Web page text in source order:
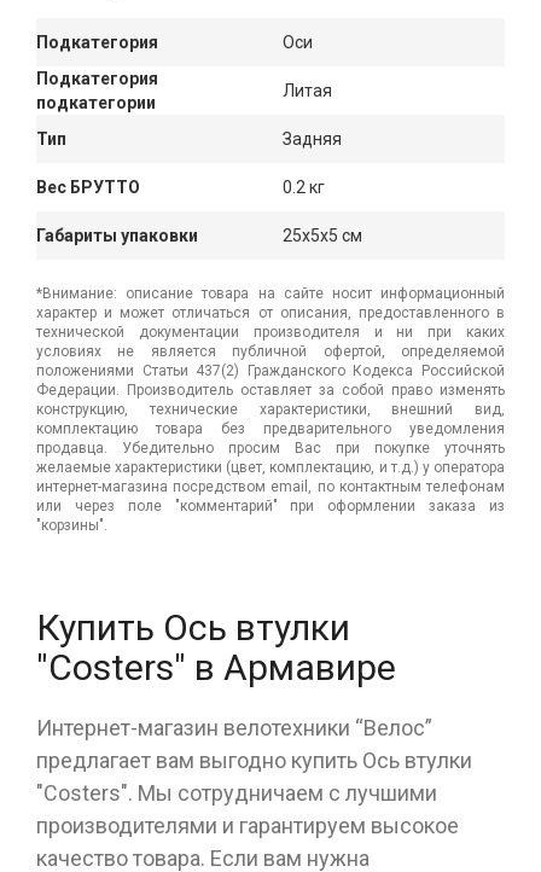
Подкатегория
Оси
Подкатегория
подкатегории
Литая
Тип Задняя
Вес БРУТТО 0.2 кг
Габариты упаковки 25x5x5 см
*Внимание: описание товара на сайте носит информационный
характер и может отличаться от описания, предоставленного в
технической документации производителя и ни при каких
условиях не является публичной офертой, определяемой
положениями Статьи 437(2) Гражданского Кодекса Российской
Федерации. Производитель оставляет за собой право изменять
конструкцию, технические характеристики, внешний вид,
комплектацию товара без предварительного уведомления
продавца. Убедительно просим Вас при покупке уточнять
желаемые характеристики (цвет, комплектацию, и т.д.) у оператора
интернет-магазина посредством email, по контактным телефонам
или через поле "комментарий" при оформлении заказа из
"корзины".
Купить Ось втулки
"Costers" в Армавире
Интернет-магазин велотехники “Велос”
предлагает вам выгодно купить Ось втулки
"Costers". Мы сотрудничаем с лучшими
производителями и гарантируем высокое
качество товара. Если вам нужна